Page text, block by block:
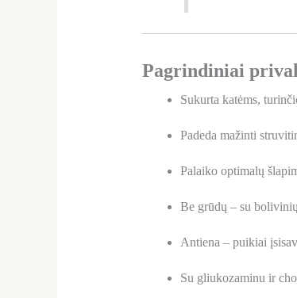
Pagrindiniai
Sukurta katėms,
Padeda mažinti
Palaiko optimalų
Be grūdų – su
Antiena – puikiai
Su gliukozaminu ir